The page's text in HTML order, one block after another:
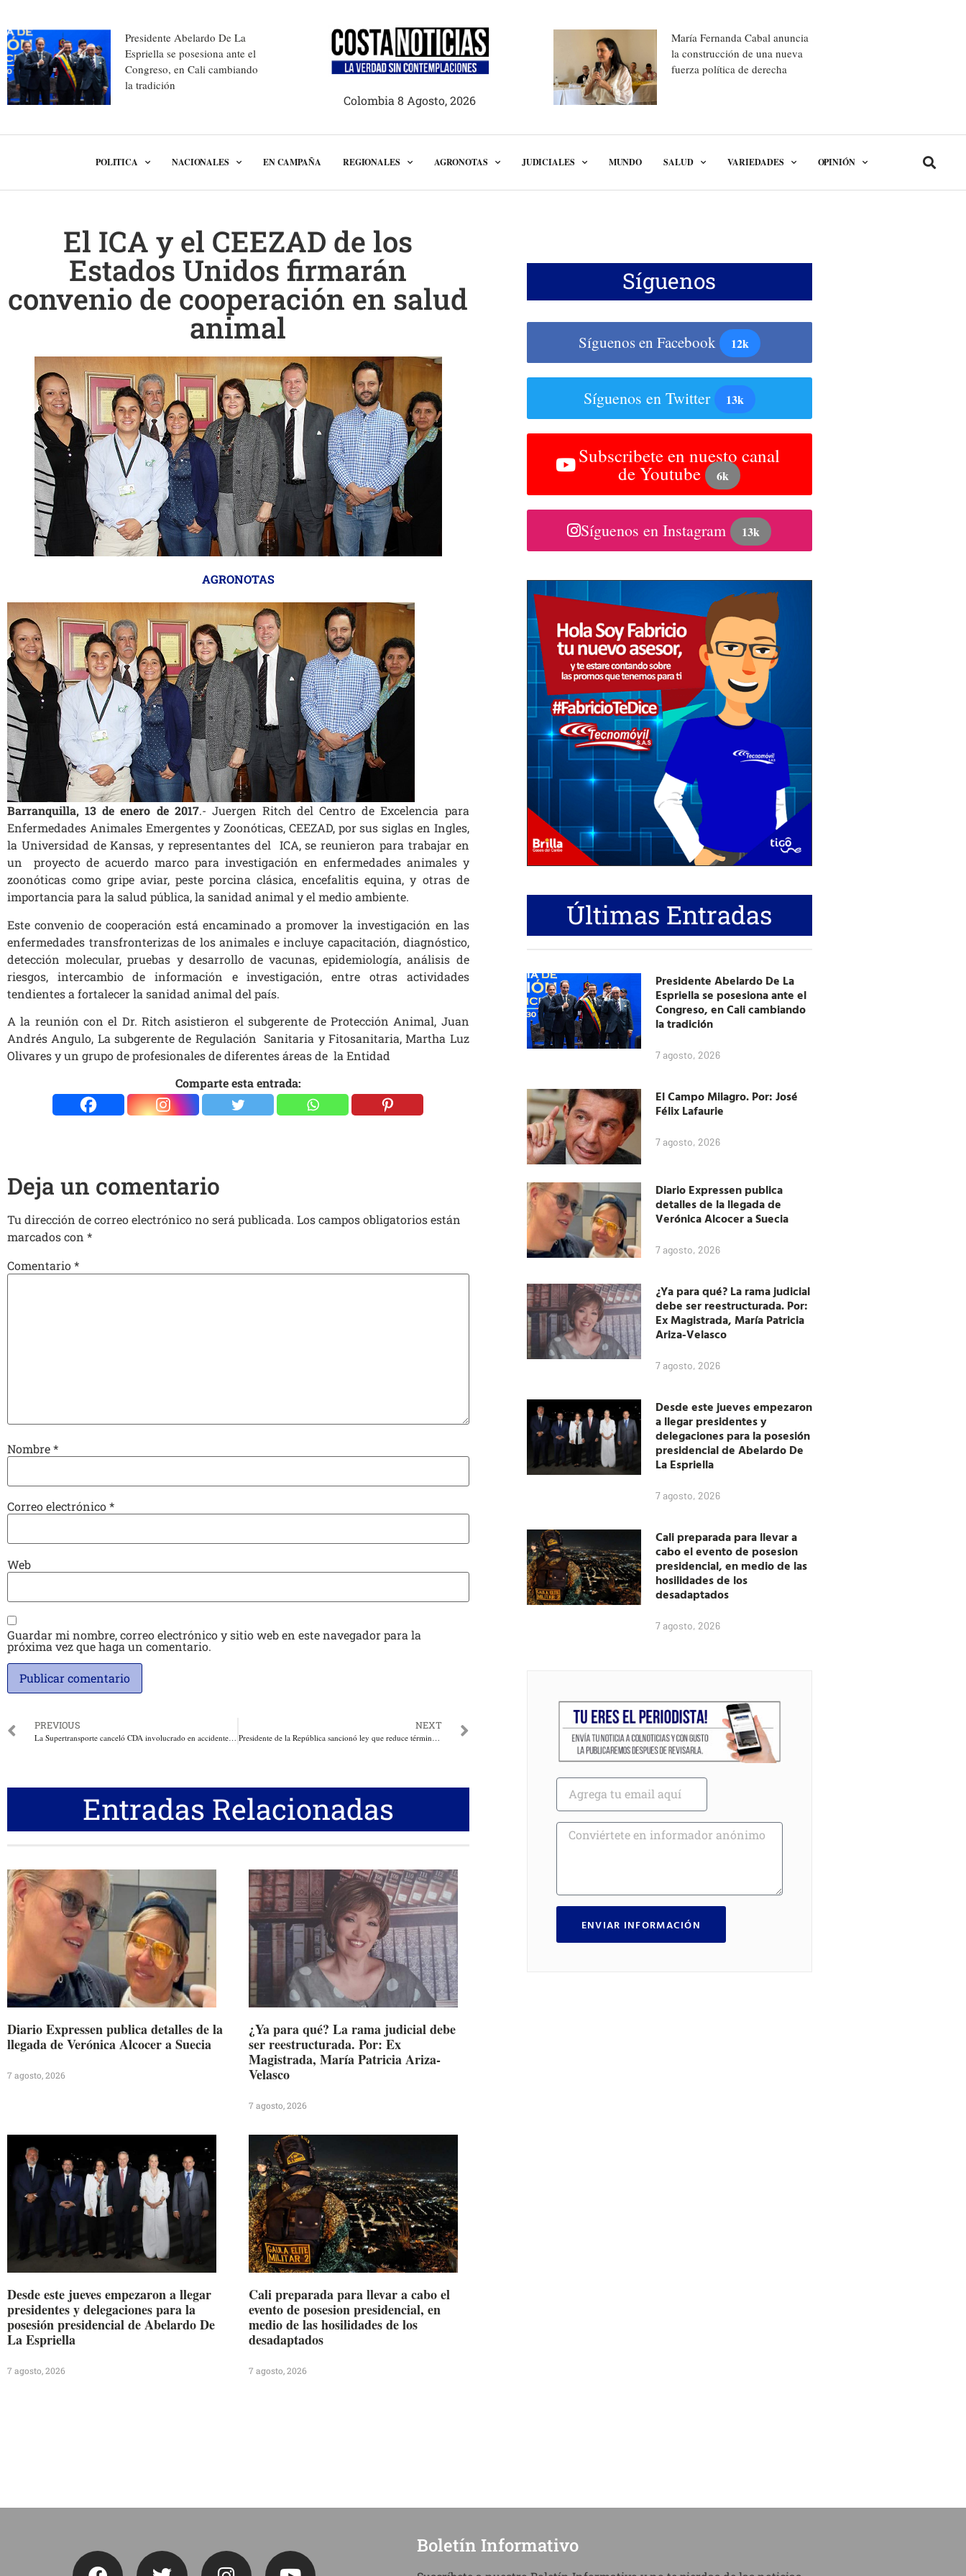
Presidente Abelardo De La
Espriella se posesiona ante el
Congreso, en Cali cambiando
la tradición
Colombia 8 Agosto, 2026
María Fernanda Cabal anuncia
la construcción de una nueva
fuerza política de derecha
POLITICA NACIONALES EN CAMPAÑA REGIONALES AGRONOTAS JUDICIALES MUNDO SALUD VARIEDADES OPINIÓN
El ICA y el CEEZAD de los
Estados Unidos firmarán
convenio de cooperación en salud
animal
AGRONOTAS
Barranquilla, 13 de enero de 2017.- Juergen Ritch del Centro de Excelencia para
Enfermedades Animales Emergentes y Zoonóticas, CEEZAD, por sus siglas en Ingles,
la Universidad de Kansas, y representantes del ICA, se reunieron para trabajar en
un proyecto de acuerdo marco para investigación en enfermedades animales y
zoonóticas como gripe aviar, peste porcina clásica, encefalitis equina, y otras de
importancia para la salud pública, la sanidad animal y el medio ambiente.
Este convenio de cooperación está encaminado a promover la investigación en las
enfermedades transfronterizas de los animales e incluye capacitación, diagnóstico,
detección molecular, pruebas y desarrollo de vacunas, epidemiología, análisis de
riesgos, intercambio de información e investigación, entre otras actividades
tendientes a fortalecer la sanidad animal del país.
A la reunión con el Dr. Ritch asistieron el subgerente de Protección Animal, Juan
Andrés Angulo, La subgerente de Regulación Sanitaria y Fitosanitaria, Martha Luz
Olivares y un grupo de profesionales de diferentes áreas de la Entidad
Comparte esta entrada:
Deja un comentario
Tu dirección de correo electrónico no será publicada. Los campos obligatorios están
marcados con *
Comentario*
Nombre*
Correo electrónico*
Web
Guardar mi nombre, correo electrónico y sitio web en este navegador para la
próxima vez que haga un comentario.
PREVIOUS
La Supertransporte canceló CDA involucrado en accidente que dejó un niño muerto
NEXT
Presidente de la República sancionó ley que reduce términos en procesos de delitos ‘menores’
Entradas Relacionadas
Diario Expressen publica detalles de la
llegada de Verónica Alcocer a Suecia
7 agosto, 2026
¿Ya para qué? La rama judicial debe
ser reestructurada. Por: Ex
Magistrada, María Patricia Ariza-
Velasco
7 agosto, 2026
Desde este jueves empezaron a llegar
presidentes y delegaciones para la
posesión presidencial de Abelardo De
La Espriella
7 agosto, 2026
Cali preparada para llevar a cabo el
evento de posesion presidencial, en
medio de las hosilidades de los
desadaptados
7 agosto, 2026
Síguenos
Síguenos en Facebook 12k
Síguenos en Twitter 13k
Subscribete en nuesto canal
de Youtube 6k
Síguenos en Instagram 13k
Últimas Entradas
Presidente Abelardo De La
Espriella se posesiona ante el
Congreso, en Cali cambiando
la tradición
7 agosto, 2026
El Campo Milagro. Por: José
Félix Lafaurie
7 agosto, 2026
Diario Expressen publica
detalles de la llegada de
Verónica Alcocer a Suecia
7 agosto, 2026
¿Ya para qué? La rama judicial
debe ser reestructurada. Por:
Ex Magistrada, María Patricia
Ariza-Velasco
7 agosto, 2026
Desde este jueves empezaron
a llegar presidentes y
delegaciones para la posesión
presidencial de Abelardo De
La Espriella
7 agosto, 2026
Cali preparada para llevar a
cabo el evento de posesion
presidencial, en medio de las
hosilidades de los
desadaptados
7 agosto, 2026
ENVIAR INFORMACIÓN
Boletín Informativo